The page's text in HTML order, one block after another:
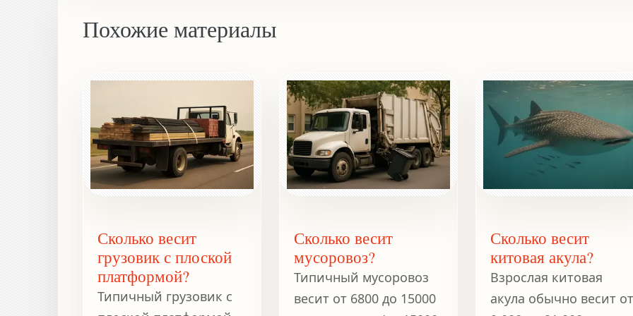
Похожие материалы
Сколько весит
грузовик с плоской
платформой?
Типичный грузовик с
Сколько весит
мусоровоз?
Типичный мусоровоз
весит от 6800 до 15000
Сколько весит
китовая акула?
Взрослая китовая
акула обычно весит от